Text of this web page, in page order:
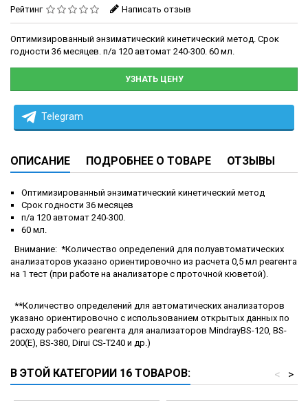
Рейтинг Написать отзыв
Оптимизированный энзиматический кинетический метод. Срок
годности 36 месяцев. п/а 120 автомат 240-300. 60 мл.
УЗНАТЬ ЦЕНУ
Telegram
ОПИСАНИЕ ПОДРОБНЕЕ О ТОВАРЕ ОТЗЫВЫ
Оптимизированный энзиматический кинетический метод
Срок годности 36 месяцев
п/а 120 автомат 240-300.
60 мл.
Внимание: *Количество определений для полуавтоматических
анализаторов указано ориентировочно из расчета 0,5 мл реагента
на 1 тест (при работе на анализаторе с проточной кюветой).
**Количество определений для автоматических анализаторов
указано ориентировочно с использованием открытых данных по
расходу рабочего реагента для анализаторов MindrayBS-120, BS-
200(E), BS-380, Dirui CS-T240 и др.)
В ЭТОЙ КАТЕГОРИИ 16 ТОВАРОВ: >
<